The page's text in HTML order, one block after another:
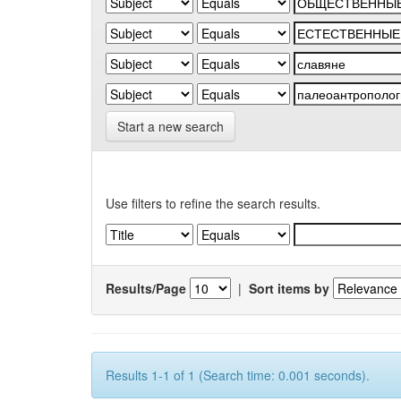
Start a new search
Use filters to refine the search results.
Results/Page | Sort items by
Results 1-1 of 1 (Search time: 0.001 seconds).